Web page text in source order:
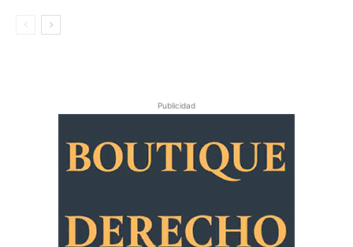
Publicidad